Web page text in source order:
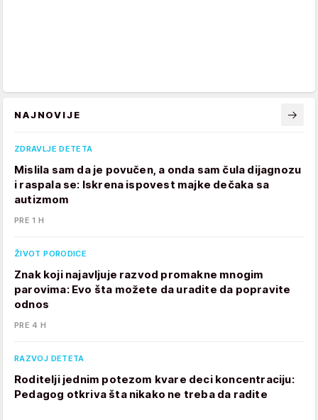
NAJNOVIJE
ZDRAVLJE DETETA
Mislila sam da je povučen, a onda sam čula dijagnozu
i raspala se: Iskrena ispovest majke dečaka sa
autizmom
PRE 1 H
ŽIVOT PORODICE
Znak koji najavljuje razvod promakne mnogim
parovima: Evo šta možete da uradite da popravite
odnos
PRE 4 H
RAZVOJ DETETA
Roditelji jednim potezom kvare deci koncentraciju:
Pedagog otkriva šta nikako ne treba da radite